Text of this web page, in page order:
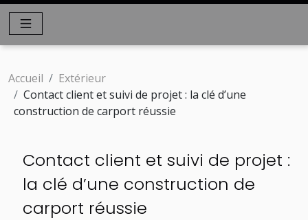
Accueil
Extérieur
Contact client et suivi de projet : la clé d’une
construction de carport réussie
Contact client et suivi de projet :
la clé d’une construction de
carport réussie